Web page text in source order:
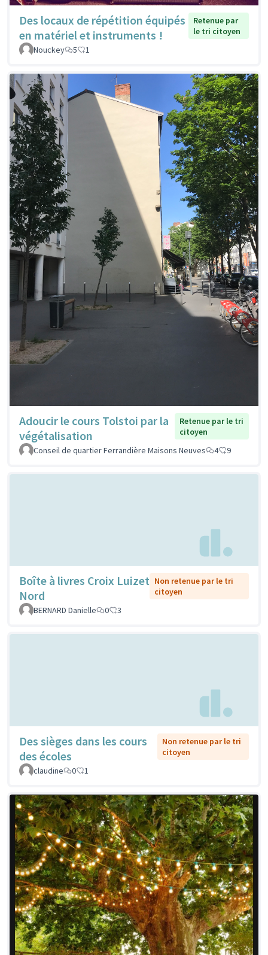
Des locaux de répétition équipés
en matériel et instruments !
Retenue par
le tri citoyen
Nouckey
5 1
Adoucir le cours Tolstoi par la
végétalisation
Retenue par le tri
citoyen
Conseil de quartier Ferrandière Maisons Neuves
4 9
Boîte à livres Croix Luizet
Nord
Non retenue par le tri
citoyen
BERNARD Danielle
0 3
Des sièges dans les cours
des écoles
Non retenue par le tri
citoyen
claudine
0 1